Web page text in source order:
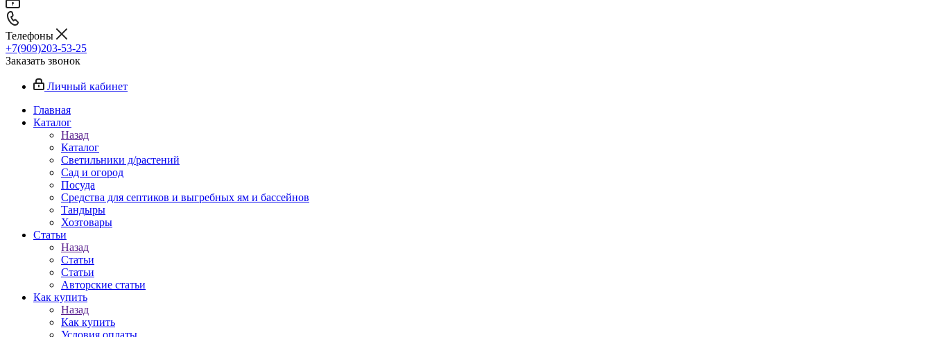
Телефоны
+7(909)203-53-25
Заказать звонок
Личный кабинет
Главная
Каталог
Назад
Каталог
Светильники д/растений
Сад и огород
Посуда
Средства для септиков и выгребных ям и бассейнов
Тандыры
Хозтовары
Статьи
Назад
Статьи
Статьи
Авторские статьи
Как купить
Назад
Как купить
Условия оплаты